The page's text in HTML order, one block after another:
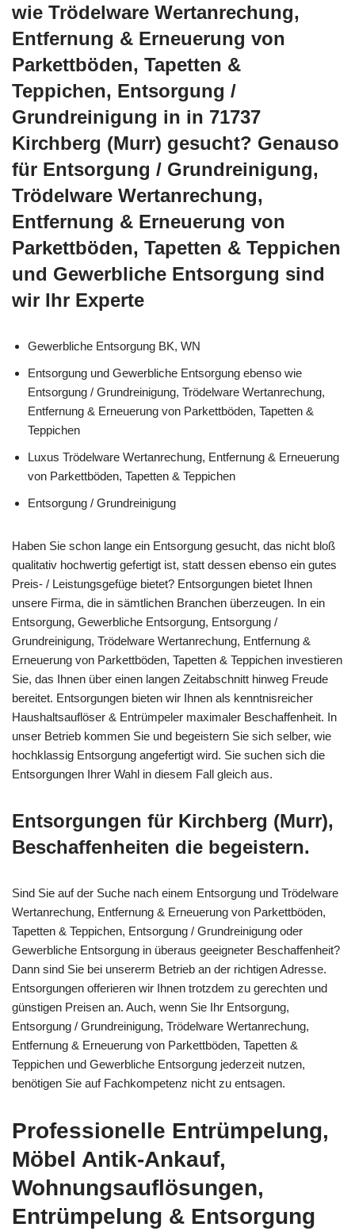
wie Trödelware Wertanrechung,
Entfernung & Erneuerung von
Parkettböden, Tapetten &
Teppichen, Entsorgung /
Grundreinigung in in 71737
Kirchberg (Murr) gesucht? Genauso
für Entsorgung / Grundreinigung,
Trödelware Wertanrechung,
Entfernung & Erneuerung von
Parkettböden, Tapetten & Teppichen
und Gewerbliche Entsorgung sind
wir Ihr Experte
Gewerbliche Entsorgung BK, WN
Entsorgung und Gewerbliche Entsorgung ebenso wie
Entsorgung / Grundreinigung, Trödelware Wertanrechung,
Entfernung & Erneuerung von Parkettböden, Tapetten &
Teppichen
Luxus Trödelware Wertanrechung, Entfernung & Erneuerung
von Parkettböden, Tapetten & Teppichen
Entsorgung / Grundreinigung
Haben Sie schon lange ein Entsorgung gesucht, das nicht bloß
qualitativ hochwertig gefertigt ist, statt dessen ebenso ein gutes
Preis- / Leistungsgefüge bietet? Entsorgungen bietet Ihnen
unsere Firma, die in sämtlichen Branchen überzeugen. In ein
Entsorgung, Gewerbliche Entsorgung, Entsorgung /
Grundreinigung, Trödelware Wertanrechung, Entfernung &
Erneuerung von Parkettböden, Tapetten & Teppichen investieren
Sie, das Ihnen über einen langen Zeitabschnitt hinweg Freude
bereitet. Entsorgungen bieten wir Ihnen als kenntnisreicher
Haushaltsauflöser & Entrümpeler maximaler Beschaffenheit. In
unser Betrieb kommen Sie und begeistern Sie sich selber, wie
hochklassig Entsorgung angefertigt wird. Sie suchen sich die
Entsorgungen Ihrer Wahl in diesem Fall gleich aus.
Entsorgungen für Kirchberg (Murr),
Beschaffenheiten die begeistern.
Sind Sie auf der Suche nach einem Entsorgung und Trödelware
Wertanrechung, Entfernung & Erneuerung von Parkettböden,
Tapetten & Teppichen, Entsorgung / Grundreinigung oder
Gewerbliche Entsorgung in überaus geeigneter Beschaffenheit?
Dann sind Sie bei unsererm Betrieb an der richtigen Adresse.
Entsorgungen offerieren wir Ihnen trotzdem zu gerechten und
günstigen Preisen an. Auch, wenn Sie Ihr Entsorgung,
Entsorgung / Grundreinigung, Trödelware Wertanrechung,
Entfernung & Erneuerung von Parkettböden, Tapetten &
Teppichen und Gewerbliche Entsorgung jederzeit nutzen,
benötigen Sie auf Fachkompetenz nicht zu entsagen.
Professionelle Entrümpelung,
Möbel Antik-Ankauf,
Wohnungsauflösungen,
Entrümpelung & Entsorgung